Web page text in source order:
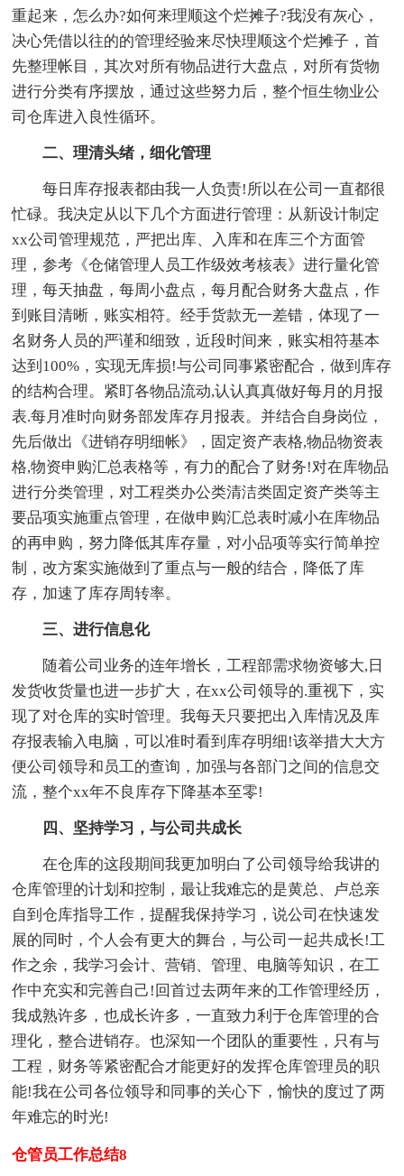
重起来，怎么办?如何来理顺这个烂摊子?我没有灰心，
决心凭借以往的的管理经验来尽快理顺这个烂摊子，首
先整理帐目，其次对所有物品进行大盘点，对所有货物
进行分类有序摆放，通过这些努力后，整个恒生物业公
司仓库进入良性循环。
二、理清头绪，细化管理
每日库存报表都由我一人负责!所以在公司一直都很
忙碌。我决定从以下几个方面进行管理：从新设计制定
xx公司管理规范，严把出库、入库和在库三个方面管
理，参考《仓储管理人员工作级效考核表》进行量化管
理，每天抽盘，每周小盘点，每月配合财务大盘点，作
到账目清晰，账实相符。经手货款无一差错，体现了一
名财务人员的严谨和细致，近段时间来，账实相符基本
达到100%，实现无库损!与公司同事紧密配合，做到库存
的结构合理。紧盯各物品流动,认认真真做好每月的月报
表.每月准时向财务部发库存月报表。并结合自身岗位，
先后做出《进销存明细帐》，固定资产表格,物品物资表
格,物资申购汇总表格等，有力的配合了财务!对在库物品
进行分类管理，对工程类办公类清洁类固定资产类等主
要品项实施重点管理，在做申购汇总表时减小在库物品
的再申购，努力降低其库存量，对小品项等实行简单控
制，改方案实施做到了重点与一般的结合，降低了库
存，加速了库存周转率。
三、进行信息化
随着公司业务的连年增长，工程部需求物资够大,日
发货收货量也进一步扩大，在xx公司领导的.重视下，实
现了对仓库的实时管理。我每天只要把出入库情况及库
存报表输入电脑，可以准时看到库存明细!该举措大大方
便公司领导和员工的查询，加强与各部门之间的信息交
流，整个xx年不良库存下降基本至零!
四、坚持学习，与公司共成长
在仓库的这段期间我更加明白了公司领导给我讲的
仓库管理的计划和控制，最让我难忘的是黄总、卢总亲
自到仓库指导工作，提醒我保持学习，说公司在快速发
展的同时，个人会有更大的舞台，与公司一起共成长!工
作之余，我学习会计、营销、管理、电脑等知识，在工
作中充实和完善自己!回首过去两年来的工作管理经历，
我成熟许多，也成长许多，一直致力利于仓库管理的合
理化，整合进销存。也深知一个团队的重要性，只有与
工程，财务等紧密配合才能更好的发挥仓库管理员的职
能!我在公司各位领导和同事的关心下，愉快的度过了两
年难忘的时光!
仓管员工作总结8